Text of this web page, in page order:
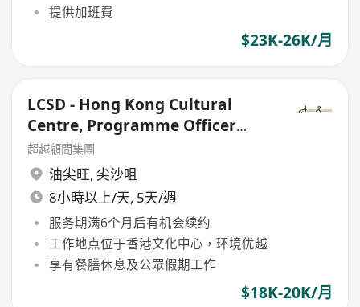
提供加班費
$23K-26K/月
LCSD - Hong Kong Cultural
Centre, Programme Officer
(Outsourced contract)
超越顧問集團
油尖旺, 尖沙咀
8小時以上/天, 5天/週
服务期满6个月后有机会续约
工作地点位于香港文化中心，环境优越
享有餐膳休息及公眾假期工作
$18K-20K/月